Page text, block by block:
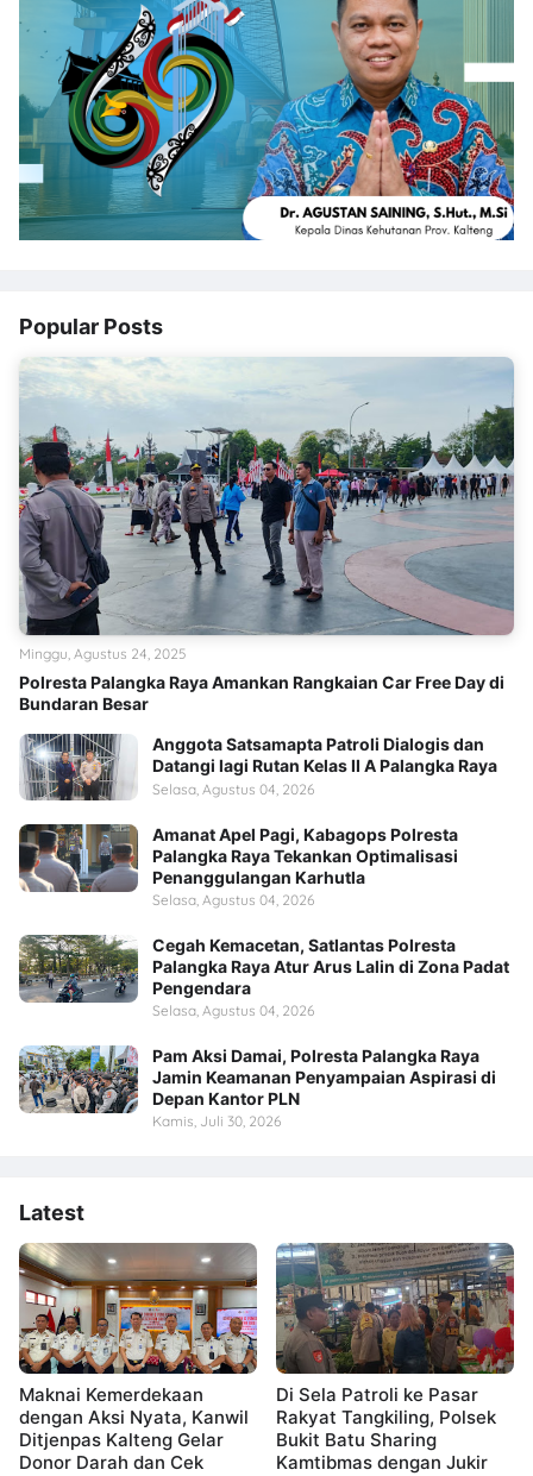
Popular Posts
Polresta Palangka Raya Amankan Rangkaian Car Free Day di
Bundaran Besar
Minggu, Agustus 24, 2025
Anggota Satsamapta Patroli Dialogis dan
Datangi lagi Rutan Kelas II A Palangka Raya
Selasa, Agustus 04, 2026
Amanat Apel Pagi, Kabagops Polresta
Palangka Raya Tekankan Optimalisasi
Penanggulangan Karhutla
Selasa, Agustus 04, 2026
Cegah Kemacetan, Satlantas Polresta
Palangka Raya Atur Arus Lalin di Zona Padat
Pengendara
Selasa, Agustus 04, 2026
Pam Aksi Damai, Polresta Palangka Raya
Jamin Keamanan Penyampaian Aspirasi di
Depan Kantor PLN
Kamis, Juli 30, 2026
Latest
Maknai Kemerdekaan
dengan Aksi Nyata, Kanwil
Ditjenpas Kalteng Gelar
Donor Darah dan Cek
Di Sela Patroli ke Pasar
Rakyat Tangkiling, Polsek
Bukit Batu Sharing
Kamtibmas dengan Jukir